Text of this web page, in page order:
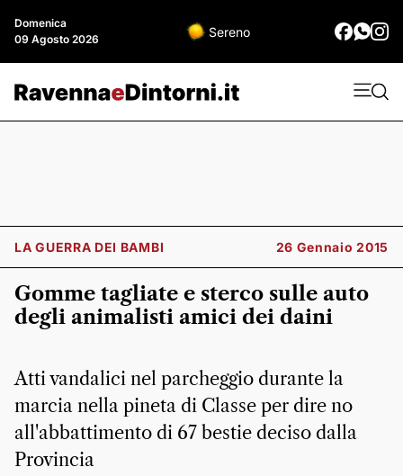
Domenica
09 Agosto 2026
Sereno
LA GUERRA DEI BAMBI 26 Gennaio 2015
Gomme tagliate e sterco sulle auto
degli animalisti amici dei daini
Atti vandalici nel parcheggio durante la
marcia nella pineta di Classe per dire no
all'abbattimento di 67 bestie deciso dalla
Provincia